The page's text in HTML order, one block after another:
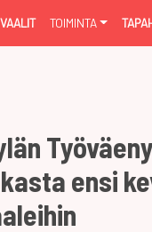
VAALIT TOIMINTA
ensi